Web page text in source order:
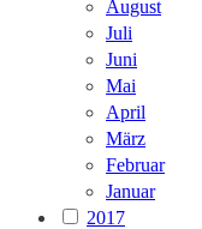
August
Juli
Juni
Mai
April
März
Februar
Januar
2017